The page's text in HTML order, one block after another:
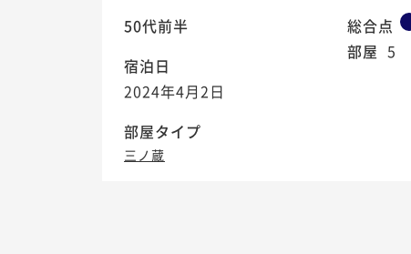
50代前半
宿泊日
2024年4月2日
部屋タイプ
三ノ蔵
総合点
部屋 5